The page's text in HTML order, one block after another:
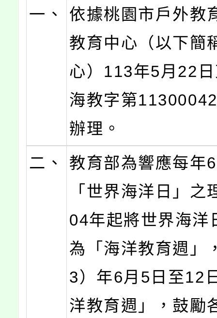
一、
依據桃園市戶外教
教育中心（以下簡
心）113年5月22
海教字第
辦理。
二、
教育部為響應每年
「世界海洋日」之
04年起將世界海洋
為「海洋教育週」
3）年6月5日至12
洋教育週」，鼓勵